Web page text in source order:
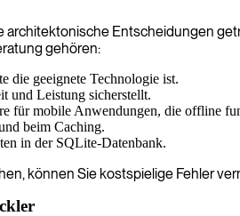
Entscheidungen
gehören:
die geeignete Technologie ist.
und Leistung sicherstellt.
für mobile Anwendungen, die offline
beim Caching.
in der SQLite-Datenbank.
können Sie kostspielige Fehler